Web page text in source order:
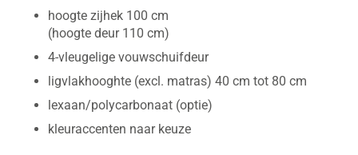
hoogte zijhek 100 cm
(hoogte deur 110 cm)
4-vleugelige vouwschuifdeur
ligvlakhooghte (excl. matras) 40 cm tot 80 cm
lexaan/polycarbonaat (optie)
kleuraccenten naar keuze